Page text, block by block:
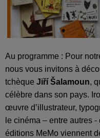
Au programme : Pour
nous vous invitons à
tchèque Jiří Šalamoun,
célèbre dans son pays.
œuvre d’illustrateur,
le cinéma – entre autres
éditions MeMo viennent